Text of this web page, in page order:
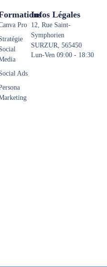
Pro
Ads
Infos Légales
12, Rue Saint-
Symphorien
SURZUR, 565450
Lun-Ven 09:00 - 18:30